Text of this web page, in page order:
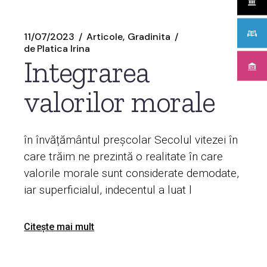
11/07/2023 Articole Gradinita
dePlatica Irina
Integrarea
valorilor morale
în învățământul preșcolar Secolul vitezei în
care trăim ne prezintă o realitate în care
valorile morale sunt considerate demodate,
iar superficialul, indecentul a luat l
Citește mai mult